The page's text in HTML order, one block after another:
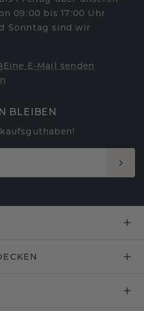
09:00 bis 17:00 Uhr
Sonntag sind wir
Eine E-Mail senden
BLEIBEN